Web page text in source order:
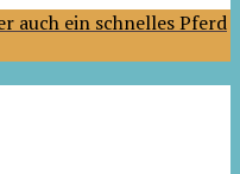
auch ein schnelles Pferd